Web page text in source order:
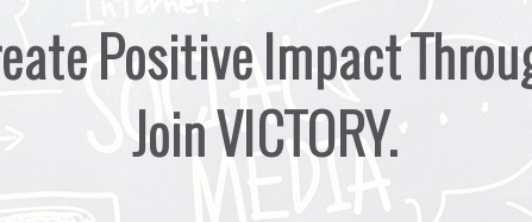
Positive Impact
Join VICTORY.